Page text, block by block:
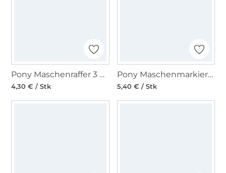
Pony Maschenraffer 3 Stück
4,30 € / Stk
Pony Maschenmarkierer verschließbar 15 Stk.
5,40 € / Stk